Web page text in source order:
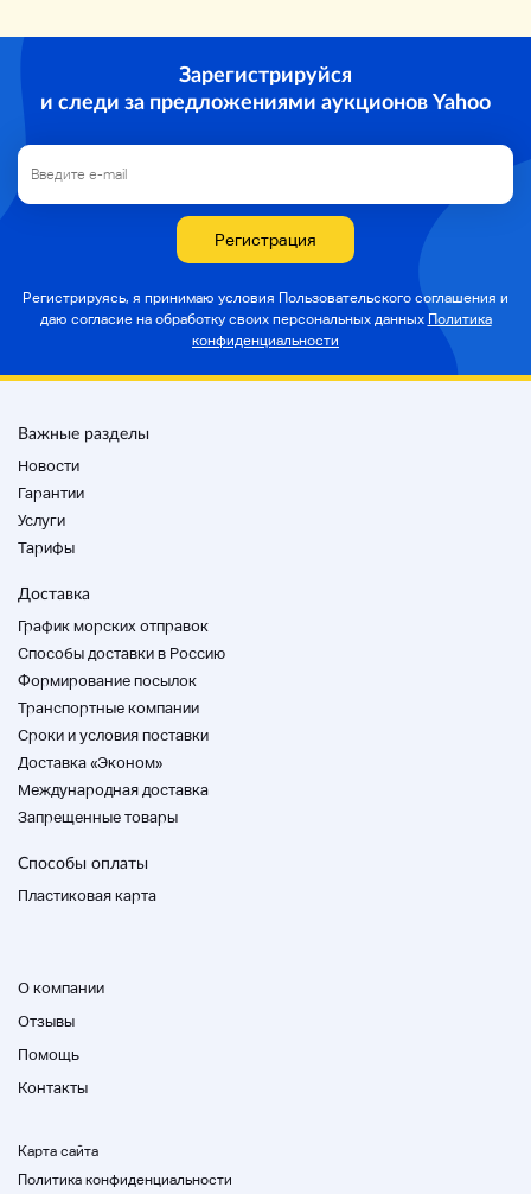
Зарегистрируйся
и следи за предложениями аукционов Yahoo
Регистрация
Регистрируясь, я принимаю условия Пользовательского соглашения и
даю согласие на обработку своих персональных данных Политика
конфиденциальности
Важные разделы
Новости
Гарантии
Услуги
Тарифы
Доставка
График морских отправок
Способы доставки в Россию
Формирование посылок
Транспортные компании
Cроки и условия поставки
Доставка «Эконом»
Международная доставка
Запрещенные товары
Способы оплаты
Пластиковая карта
О компании
Отзывы
Помощь
Контакты
Карта сайта
Политика конфиденциальности